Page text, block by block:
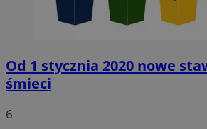
Od 1 stycznia 2020 nowe
śmieci
6